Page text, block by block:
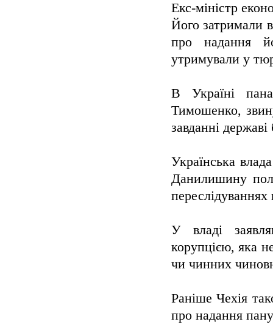
Екс-міністр
Його затримали
про надання
утримували у
В Україні
Тимошенко,
завданні
Українська
Данилишину
У владі
корупцією, яка
чи чинних
Раніше Чехія
про надання